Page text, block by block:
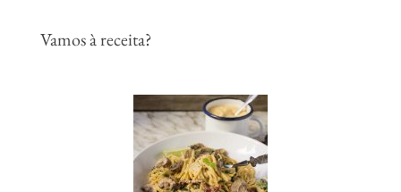
Vamos à receita?